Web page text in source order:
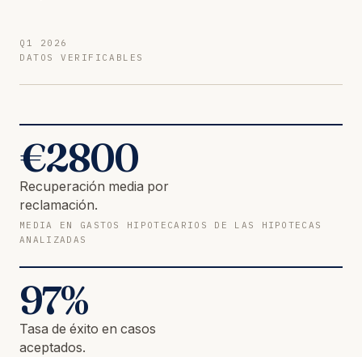
Q1 2026
DATOS VERIFICABLES
€2800
Recuperación media por
reclamación.
MEDIA EN GASTOS HIPOTECARIOS DE LAS HIPOTECAS
ANALIZADAS
97%
Tasa de éxito en casos
aceptados.